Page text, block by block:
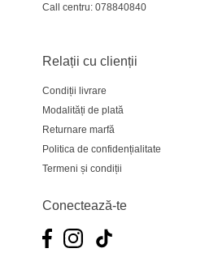
Relații cu clienții
Condiții livrare
Modalități de plată
Returnare marfă
Politica de confidențialitate
Termeni și condiții
Call centru: 078840840
Conectează-te